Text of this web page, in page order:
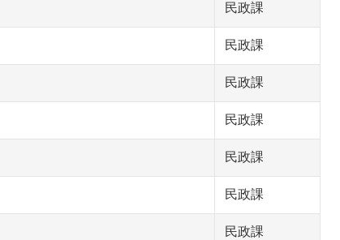
民政課
民政課
民政課
民政課
民政課
民政課
民政課